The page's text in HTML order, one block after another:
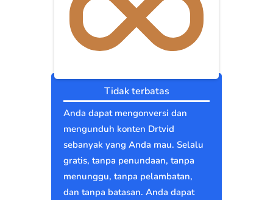
Tidak terbatas
Anda dapat mengonversi dan
mengunduh konten Drtvid
sebanyak yang Anda mau. Selalu
gratis, tanpa penundaan, tanpa
menunggu, tanpa pelambatan,
dan tanpa batasan. Anda dapat